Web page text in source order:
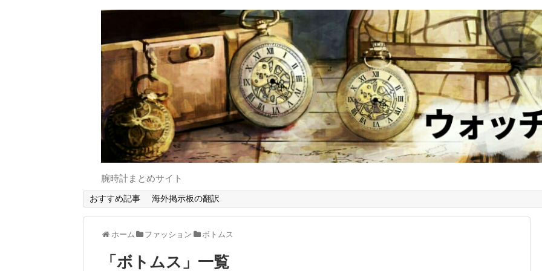
腕時計まとめサイト
おすすめ記事 海外掲示板の翻訳
ホーム ファッション ボトムス
「 ボトムス 」 一覧